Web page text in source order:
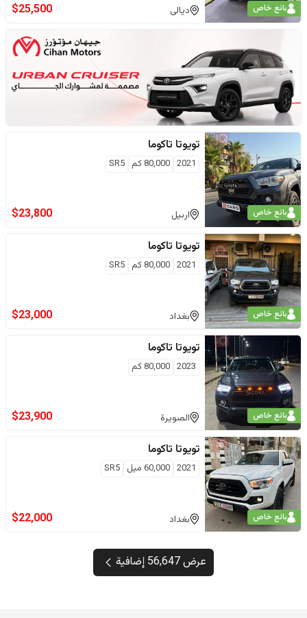
بائع خاص ديالى $25,500
بائع خاص
تويوتا تاكوما
2021
80,000كم SR5
اربيل $23,800
بائع خاص
تويوتا تاكوما
2021
80,000كم SR5
بغداد $23,000
بائع خاص
تويوتا تاكوما
2023
80,000كم
الصويرة $23,900
بائع خاص
تويوتا تاكوما
2021
60,000 ميل SR5
بغداد $22,000
عرض 56,647 إضافية